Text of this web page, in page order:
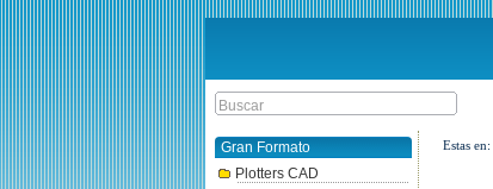
Gran Formato
Plotters CAD
Estas en: